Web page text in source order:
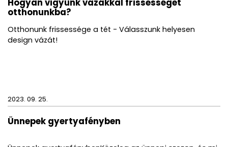
Hogyan vigyünk vázákkal frissességet
otthonunkba?
Otthonunk frissessége a tét - Válasszunk helyesen
design vázát!
2023. 09. 25.
Ünnepek gyertyafényben